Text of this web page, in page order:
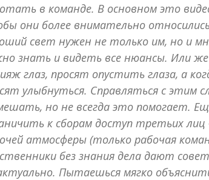
в команде. В основном это
они более внимательно
свет нужен не только им, но и
знать и видеть все нюансы. Или
глаз, просят опустить глаза, а
улыбнуться. Справляться с этим
но не всегда это помогает.
к сборам доступ третьих лиц
атмосферы (только рабочая
без знания дела дают
Пытаешься мягко